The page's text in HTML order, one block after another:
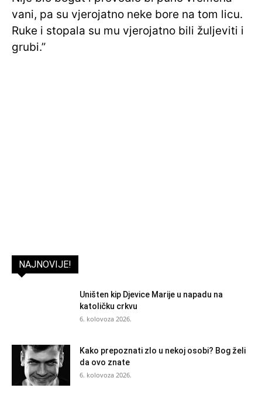
vani, pa su vjerojatno neke bore na tom licu.
Ruke i stopala su mu vjerojatno bili žuljeviti i
grubi.”
NAJNOVIJE!
Uništen kip Djevice Marije u napadu na
katoličku crkvu
6. kolovoza 2026.
Kako prepoznati zlo u nekoj osobi? Bog želi
da ovo znate
6. kolovoza 2026.